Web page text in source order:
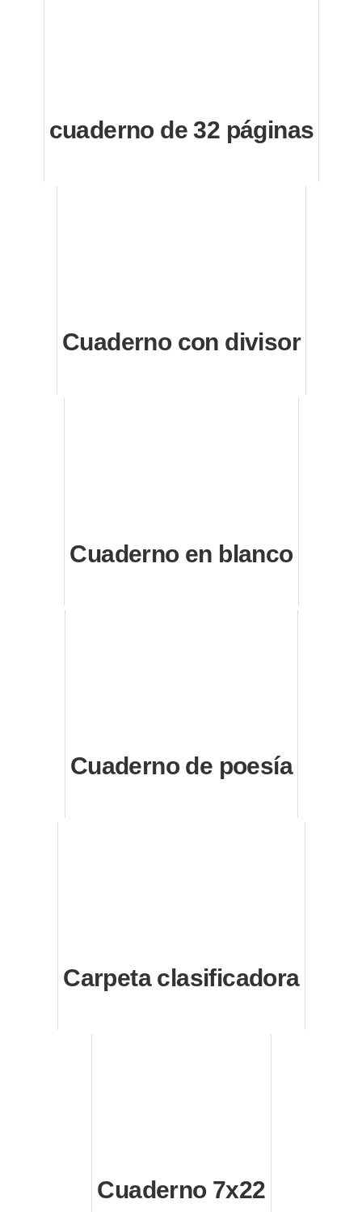
cuaderno de 32 páginas
Cuaderno con divisor
Cuaderno en blanco
Cuaderno de poesía
Carpeta clasificadora
Cuaderno 7x22